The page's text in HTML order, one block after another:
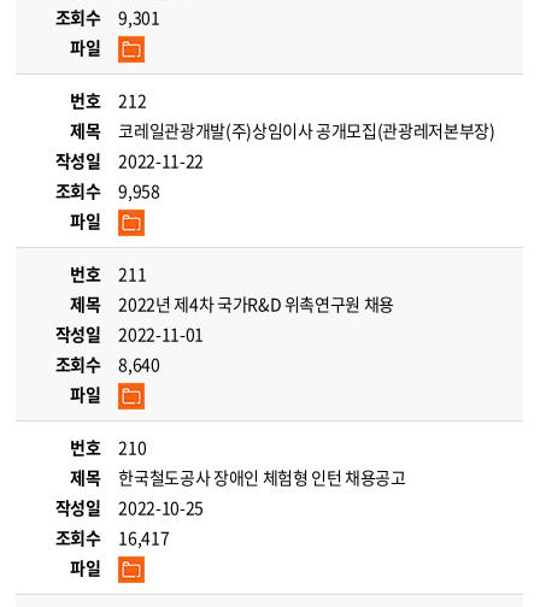
조회수
9,301
파일
번호
212
제목
코레일관광개발(주)상임이사 공개모집(관광레저본부장)
작성일
2022-11-22
조회수
9,958
파일
번호
211
제목
2022년 제4차 국가R&D 위촉연구원 채용
작성일
2022-11-01
조회수
8,640
파일
번호
210
제목
한국철도공사 장애인 체험형 인턴 채용공고
작성일
2022-10-25
조회수
16,417
파일